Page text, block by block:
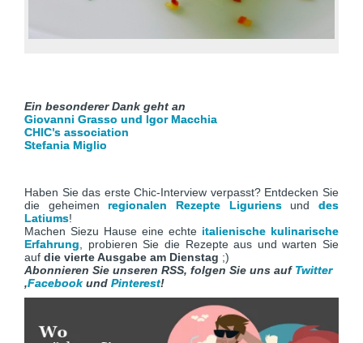
Ein besonderer Dank geht an
Giovanni Grasso und Igor Macchia
CHIC’s association
Stefania Miglio
Haben Sie das erste Chic-Interview verpasst? Entdecken Sie
die geheimen regionalen Rezepte Liguriensunddes
Latiums!
Machen Siezu Hause eine echte italienische kulinarische
Erfahrung , probieren Sie die Rezepte aus und warten Sie
auf die vierte Ausgabe am Dienstag ;)
Abonnieren Sie unseren RSS, folgen Sie uns auf Twitter
,Facebookund Pinterest!